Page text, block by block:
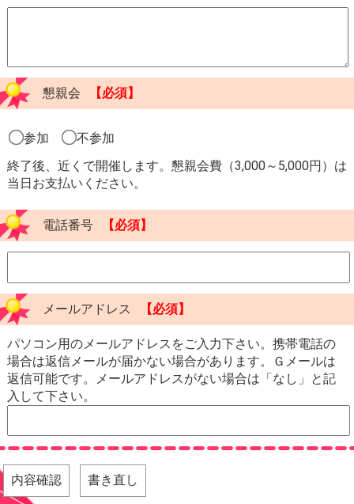
懇親会 【必須】
参加
不参加
終了後、近くで開催します。懇親会費（3,000～5,000円）は
当日お支払いください。
電話番号 【必須】
メールアドレス 【必須】
パソコン用のメールアドレスをご入力下さい。携帯電話の
場合は返信メールが届かない場合があります。Ｇメールは
返信可能です。メールアドレスがない場合は「なし」と記
入して下さい。